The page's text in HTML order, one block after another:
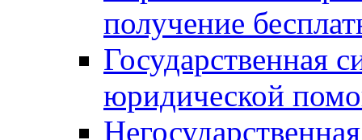
получение
Государственная
юридической